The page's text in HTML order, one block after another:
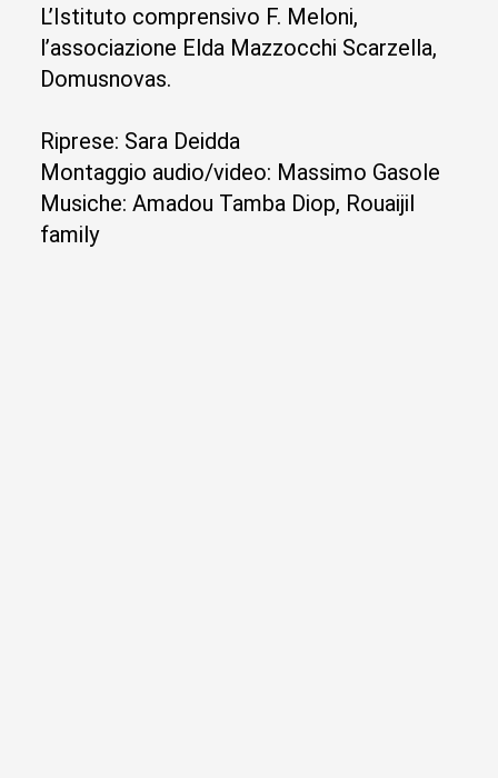
L’Istituto comprensivo F. Meloni,
l’associazione Elda Mazzocchi Scarzella,
Domusnovas.
Riprese: Sara Deidda
Montaggio audio/video: Massimo Gasole
Musiche: Amadou Tamba Diop, Rouaijil
family